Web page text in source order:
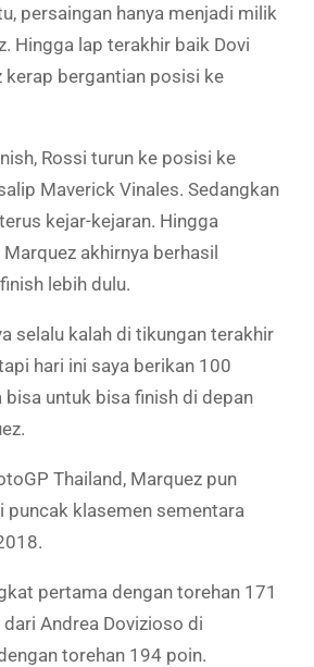
persaingan hanya menjadi milik
Hingga lap terakhir baik Dovi
kerap bergantian posisi ke
Rossi turun ke posisi ke
Maverick Vinales. Sedangkan
kejar-kejaran. Hingga
akhirnya berhasil
lebih dulu.
selalu kalah di tikungan terakhir
hari ini saya berikan 100
bisa untuk bisa finish di depan
Thailand, Marquez pun
puncak klasemen sementara
pertama dengan torehan 171
Andrea Dovizioso di
torehan 194 poin.